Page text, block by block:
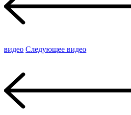
видео Следующее видео